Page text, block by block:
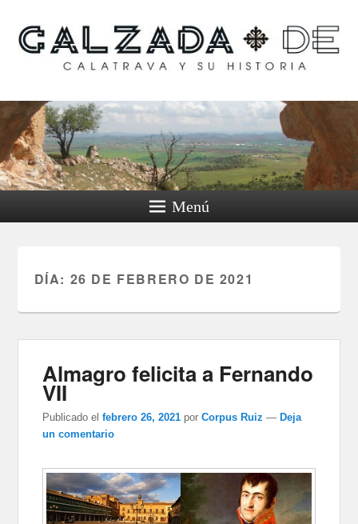
Calzada de Calatrava y
su historia
Menú
DÍA: 26 DE FEBRERO DE 2021
Almagro felicita a Fernando
VII
Publicado el febrero 26, 2021 porCorpus Ruiz — Deja
un comentario